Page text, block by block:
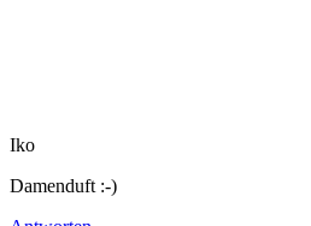
Iko
Damenduft :-)